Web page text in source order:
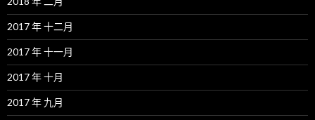
2017 年 十二月
2017 年 十一月
2017 年 十月
2017 年 九月